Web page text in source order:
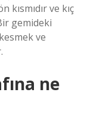
ve kıç
gemideki
ve
ne